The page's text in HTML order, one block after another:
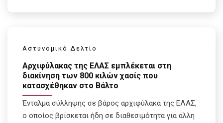
Αστυνομικό Δελτίο
Aρχιφύλακας της ΕΛΑΣ εμπλέκεται στη
διακίνηση των 800 κιλών χασίς που
κατασχέθηκαν στο Βάλτο
Ένταλμα σύλληψης σε βάρος αρχιφύλακα της ΕΛΑΣ,
ο οποίος βρίσκεται ήδη σε διαθεσιμότητα για άλλη